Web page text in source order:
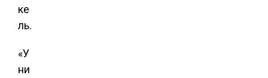
ке
ль.
«У
ни